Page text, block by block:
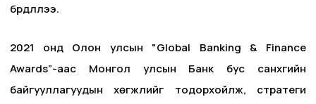
бүрдүүллээ.
2021 онд Олон улсын "Global Banking & Finance
Awards”-аас Монгол улсын Банк бус санхүүгийн
байгууллагуудын хөгжлийг тодорхойлж, стратеги